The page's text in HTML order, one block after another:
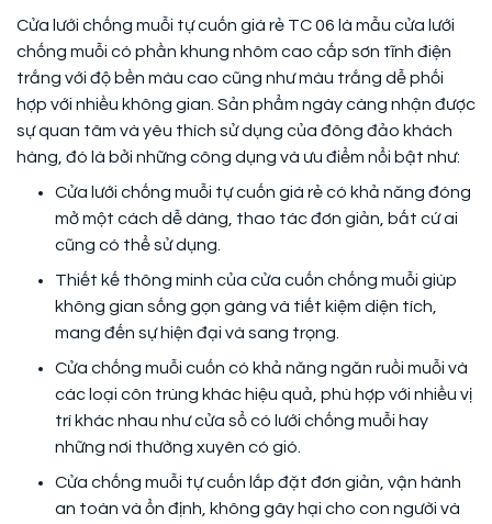
Cửa lưới chống muỗi tự cuốn giá rẻ TC 06 là mẫu cửa lưới
chống muỗi có phần khung nhôm cao cấp sơn tĩnh điện
trắng với độ bền màu cao cũng như màu trắng dễ phối
hợp với nhiều không gian. Sản phẩm ngày càng nhận được
sự quan tâm và yêu thích sử dụng của đông đảo khách
hàng, đó là bởi những công dụng và ưu điểm nổi bật như:
Cửa lưới chống muỗi tự cuốn giá rẻ có khả năng đóng
mở một cách dễ dàng, thao tác đơn giản, bất cứ ai
cũng có thể sử dụng.
Thiết kế thông minh của cửa cuốn chống muỗi giúp
không gian sống gọn gàng và tiết kiệm diện tích,
mang đến sự hiện đại và sang trọng.
Cửa chống muỗi cuốn có khả năng ngăn ruồi muỗi và
các loại côn trùng khác hiệu quả, phù hợp với nhiều vị
trí khác nhau như cửa sổ có lưới chống muỗi hay
những nơi thường xuyên có gió.
Cửa chống muỗi tự cuốn lắp đặt đơn giản, vận hành
an toàn và ổn định, không gây hại cho con người và